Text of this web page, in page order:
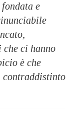
e
che ci hanno
è che
contraddistinto